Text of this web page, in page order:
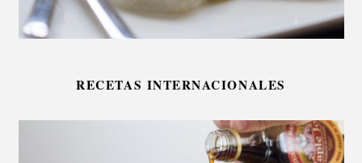
RECETAS INTERNACIONALES